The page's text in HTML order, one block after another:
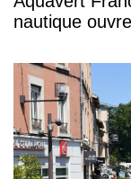
nautique